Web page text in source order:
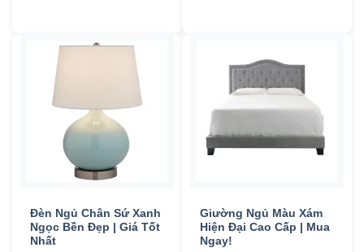
Đèn Ngủ Chân Sứ Xanh
Ngọc Bền Đẹp | Giá Tốt
Nhất
Giường Ngủ Màu Xám
Hiện Đại Cao Cấp | Mua
Ngay!